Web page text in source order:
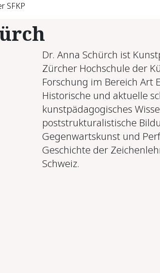
SFKP
Dr. Anna Schürch ist
Zürcher Hochschule der
Forschung im Bereich Art
Historische und aktuelle
kunstpädagogisches
poststrukturalistische
Gegenwartskunst und
Geschichte der
Schweiz.